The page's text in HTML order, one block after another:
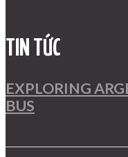
TIN TỨC
EXPLORING
BUS